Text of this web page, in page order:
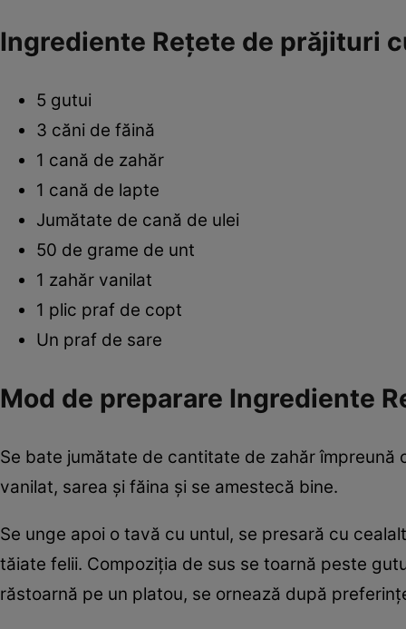
Ingrediente Reţete de prăjituri
5 gutui
3 căni de făină
1 cană de zahăr
1 cană de lapte
Jumătate de cană de ulei
50 de grame de unt
1 zahăr vanilat
1 plic praf de copt
Un praf de sare
Mod de preparare Ingrediente
Se bate jumătate de cantitate de zahăr împreună
vanilat, sarea şi făina şi se amestecă bine.
Se unge apoi o tavă cu untul, se presară cu
tăiate felii. Compoziţia de sus se toarnă peste
răstoarnă pe un platou, se ornează după